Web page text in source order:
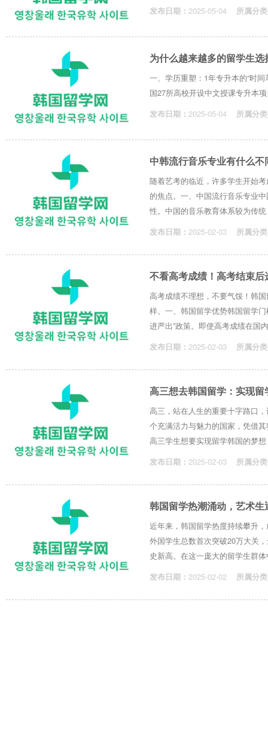
发布日期： 2025-05-04 所属分
为什么越来越多的留学生
一、学历重塑：1年专升本的“时
国27所高校开设中文授课专升本
发布日期： 2025-05-04 所属分
中韩流行音乐专业有什么不
随着艺考的临近，许多学生开始
的焦点。一、中国流行音乐专业
性。中国的音乐教育体系较为传
发布日期： 2025-02-03 所属分
不看高考成绩！高考结束
高考成绩不理想，不要气馁！韩
样。一、韩国留学优势韩国留学
进严出”政策。即使高考成绩在国
发布日期： 2025-02-03 所属分
高三想去韩国留学：实现
高三，站在人生的重要十字路口
个充满活力与魅力的国家，凭借
高三学生想要实现留学韩国的梦
发布日期： 2025-02-03 所属分
韩国留学热潮涌动，艺术生
近年来，韩国留学热度持续攀升
外国学生总数首次突破20万大关
史新高。在这一庞大的留学生群
发布日期： 2025-02-02 所属分